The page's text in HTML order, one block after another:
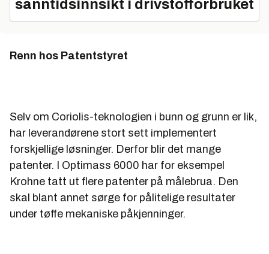
Eksotiske materialer som Duplex og 6Mo.
sanntidsinnsikt i drivstofforbruket
Renn hos Patentstyret
Selv om Coriolis-teknologien i bunn og grunn er lik,
har leverandørene stort sett implementert
forskjellige løsninger. Derfor blir det mange
patenter. I Optimass 6000 har for eksempel
Krohne tatt ut flere patenter på målebrua. Den
skal blant annet sørge for pålitelige resultater
under tøffe mekaniske påkjenninger.